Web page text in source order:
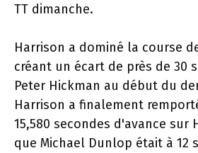
TT dimanche.
Harrison a dominé la course
créant un écart de près de 30
Peter Hickman au début du
Harrison a finalement
15,580 secondes d'avance sur
que Michael Dunlop était à 12